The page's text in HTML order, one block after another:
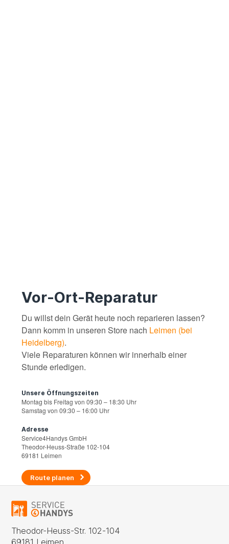
Vor-Ort-Reparatur
Du willst dein Gerät heute noch reparieren lassen?
Dann komm in unseren Store nach Leimen (bei
Heidelberg).
Viele Reparaturen können wir innerhalb einer
Stunde erledigen.
Unsere Öffnungszeiten
Montag bis Freitag von 09:30 – 18:30 Uhr
Samstag von 09:30 – 16:00 Uhr
Adresse
Service4Handys GmbH
Theodor-Heuss-Straße 102-104
69181 Leimen
Route planen
Theodor-Heuss-Str. 102-104